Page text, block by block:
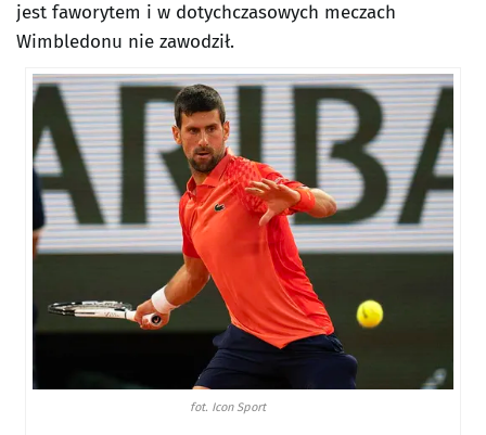
jest faworytem i w dotychczasowych meczach
Wimbledonu nie zawodził.
fot. Icon Sport